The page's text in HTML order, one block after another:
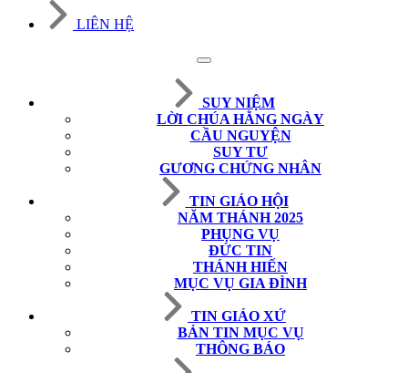
LIÊN HỆ
SUY NIỆM
LỜI CHÚA HẰNG NGÀY
CẦU NGUYỆN
SUY TƯ
GƯƠNG CHỨNG NHÂN
TIN GIÁO HỘI
NĂM THÁNH 2025
PHỤNG VỤ
ĐỨC TIN
THÁNH HIẾN
MỤC VỤ GIA ĐÌNH
TIN GIÁO XỨ
BẢN TIN MỤC VỤ
THÔNG BÁO